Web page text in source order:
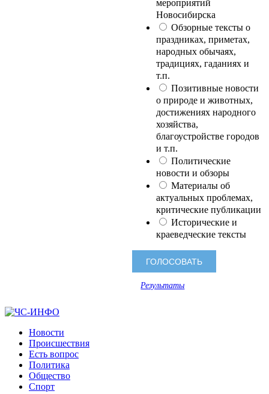
мероприятий
Новосибирска
Обзорные тексты о
праздниках, приметах,
народных обычаях,
традициях, гаданиях и
т.п.
Позитивные новости
о природе и животных,
достижениях народного
хозяйства,
благоустройстве городов
и т.п.
Политические
новости и обзоры
Материалы об
актуальных проблемах,
критические публикации
Исторические и
краеведческие тексты
Результаты
Новости
Происшествия
Есть вопрос
Политика
Общество
Спорт